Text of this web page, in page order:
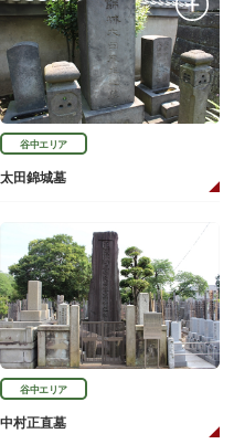
谷中エリア
太田錦城墓
谷中エリア
中村正直墓